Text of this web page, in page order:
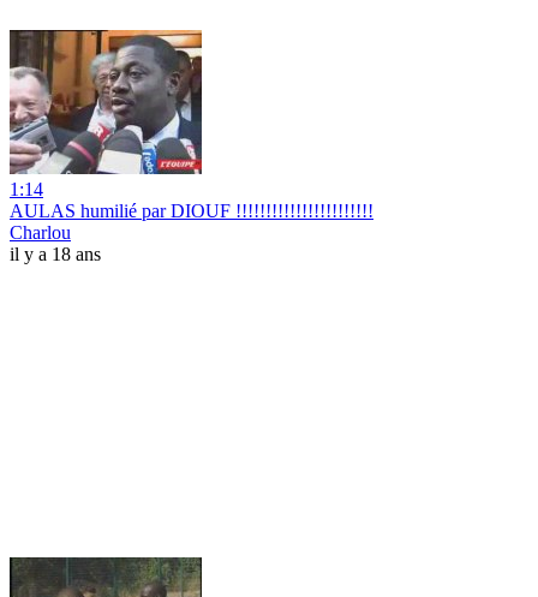
1:14
AULAS humilié par DIOUF !!!!!!!!!!!!!!!!!!!!!!!
Charlou
il y a 18 ans